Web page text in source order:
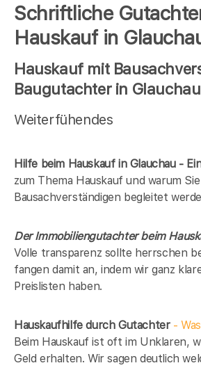
Schriftliche
Hauskauf in
Hauskauf mit
Baugutachter in Glauchau
Weiterfühendes
Hilfe beim Hauskauf in Glauchau -
zum Thema Hauskauf und warum
Bausachverständigen begleitet
Der Immobiliengutachter beim
Volle transparenz sollte herrschen
fangen damit an, indem wir ganz
Preislisten haben.
Hauskaufhilfe durch Gutachter-
Beim Hauskauf ist oft im Unklaren,
Geld erhalten. Wir sagen deutlich